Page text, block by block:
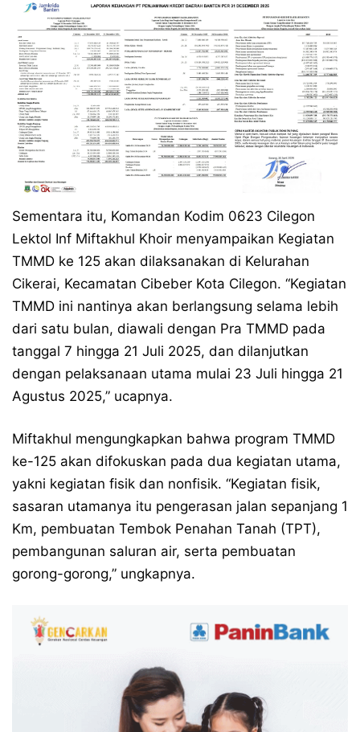
Sementara itu, Komandan Kodim 0623 Cilegon
Lektol Inf Miftakhul Khoir menyampaikan Kegiatan
TMMD ke 125 akan dilaksanakan di Kelurahan
Cikerai, Kecamatan Cibeber Kota Cilegon. “Kegiatan
TMMD ini nantinya akan berlangsung selama lebih
dari satu bulan, diawali dengan Pra TMMD pada
tanggal 7 hingga 21 Juli 2025, dan dilanjutkan
dengan pelaksanaan utama mulai 23 Juli hingga 21
Agustus 2025,” ucapnya.
Miftakhul mengungkapkan bahwa program TMMD
ke-125 akan difokuskan pada dua kegiatan utama,
yakni kegiatan fisik dan nonfisik. “Kegiatan fisik,
sasaran utamanya itu pengerasan jalan sepanjang 1
Km, pembuatan Tembok Penahan Tanah (TPT),
pembangunan saluran air, serta pembuatan
gorong-gorong,” ungkapnya.